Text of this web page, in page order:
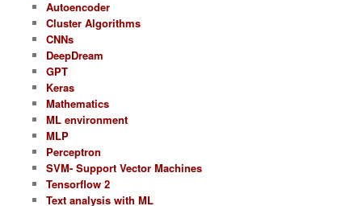
Autoencoder
Cluster Algorithms
CNNs
DeepDream
GPT
Keras
Mathematics
ML environment
MLP
Perceptron
SVM- Support Vector Machines
Tensorflow 2
Text analysis with ML